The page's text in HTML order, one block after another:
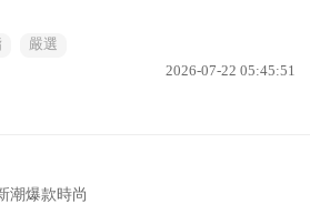
嚴選
2026-07-22 05:45:51
潮爆款時尚